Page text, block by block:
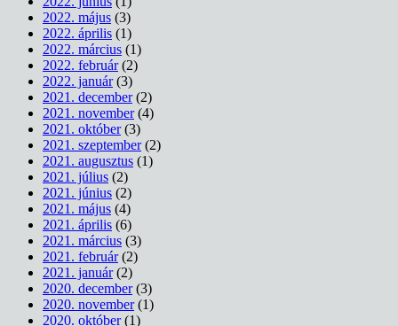
2022. május (3)
2022. április (1)
2022. március (1)
2022. február(2)
2022. január(3)
2021. december(2)
2021. november(4)
2021. október(3)
2021. szeptember(2)
2021. augusztus (1)
2021. július (2)
2021. június (2)
2021. május (4)
2021. április (6)
2021. március (3)
2021. február(2)
2021. január(2)
2020. december(3)
2020. november(1)
2020. október(1)